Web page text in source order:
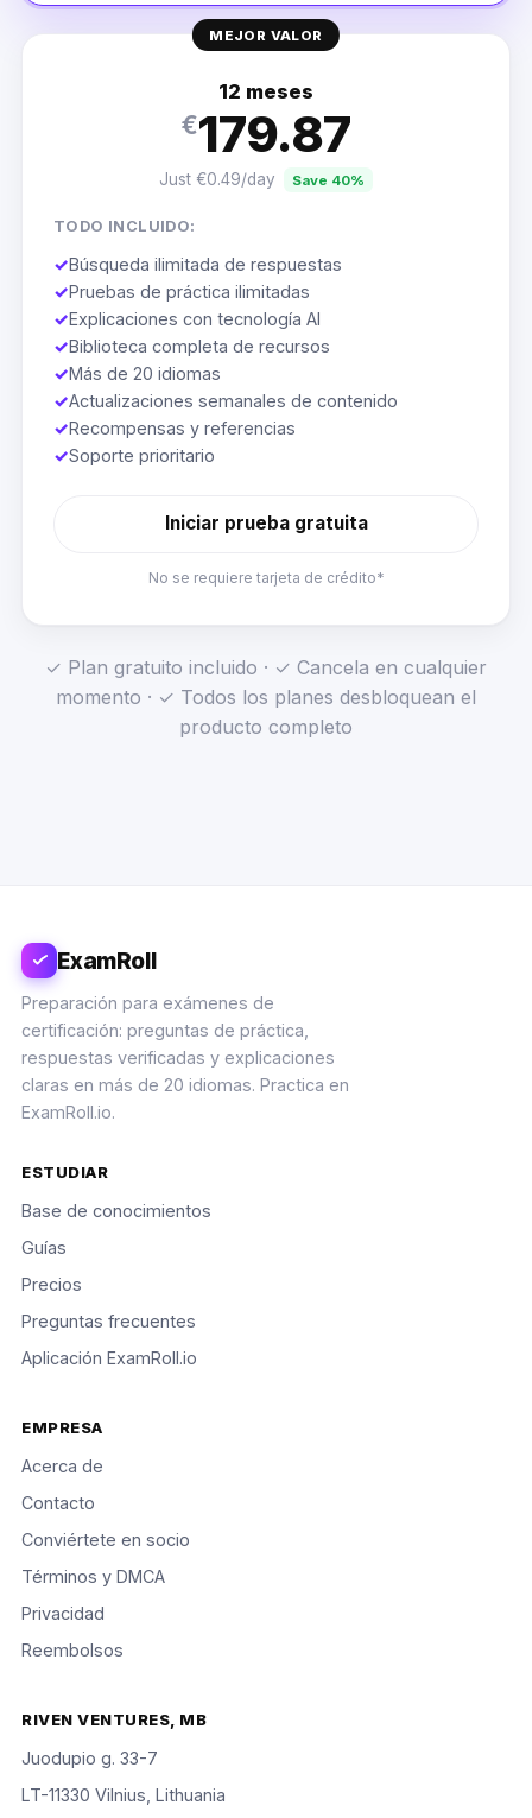
MEJOR VALOR
12 meses
€179.87
Just €0.49/day Save 40%
TODO INCLUIDO:
✓Búsqueda ilimitada de respuestas
✓Pruebas de práctica ilimitadas
✓Explicaciones con tecnología AI
✓Biblioteca completa de recursos
✓Más de 20 idiomas
✓Actualizaciones semanales de contenido
✓Recompensas y referencias
✓Soporte prioritario
Iniciar prueba gratuita
No se requiere tarjeta de crédito*
✓ Plan gratuito incluido · ✓ Cancela en cualquier
momento · ✓ Todos los planes desbloquean el
producto completo
ExamRoll
Preparación para exámenes de
certificación: preguntas de práctica,
respuestas verificadas y explicaciones
claras en más de 20 idiomas. Practica en
ExamRoll.io.
ESTUDIAR
Base de conocimientos
Guías
Precios
Preguntas frecuentes
Aplicación ExamRoll.io
EMPRESA
Acerca de
Contacto
Conviértete en socio
Términos y DMCA
Privacidad
Reembolsos
RIVEN VENTURES, MB
Juodupio g. 33-7
LT-11330 Vilnius, Lithuania